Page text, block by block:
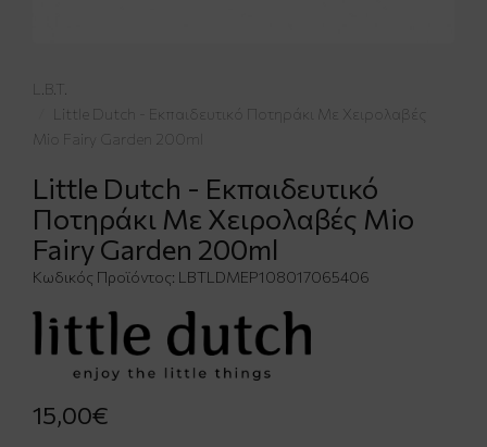
L.B.T.
Little Dutch - Εκπαιδευτικό Ποτηράκι Με Χειρολαβές
Mio Fairy Garden 200ml
Little Dutch - Εκπαιδευτικό
Ποτηράκι Με Χειρολαβές Mio
Fairy Garden 200ml
Κωδικός Προϊόντος: LBTLDMEP108017065406
15,00€